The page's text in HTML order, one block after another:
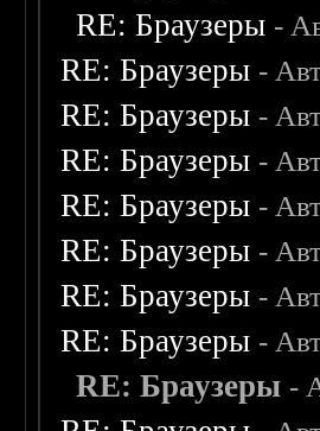
RE: Браузеры -
RE: Браузеры -
RE: Браузеры -
RE: Браузеры -
RE: Браузеры -
RE: Браузеры -
RE: Браузеры -
RE: Браузеры -
RE: Браузеры -